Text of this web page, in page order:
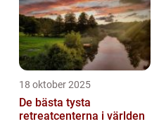
18 oktober 2025
De bästa tysta
retreatcenterna i världen